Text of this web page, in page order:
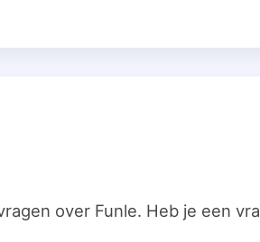
over Funle. Heb je een